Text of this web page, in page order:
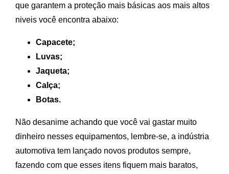
que garantem a proteção mais básicas aos mais altos
niveis você encontra abaixo:
Capacete;
Luvas;
Jaqueta;
Calça;
Botas.
Não desanime achando que você vai gastar muito
dinheiro nesses equipamentos, lembre-se, a indústria
automotiva tem lançado novos produtos sempre,
fazendo com que esses itens fiquem mais baratos,